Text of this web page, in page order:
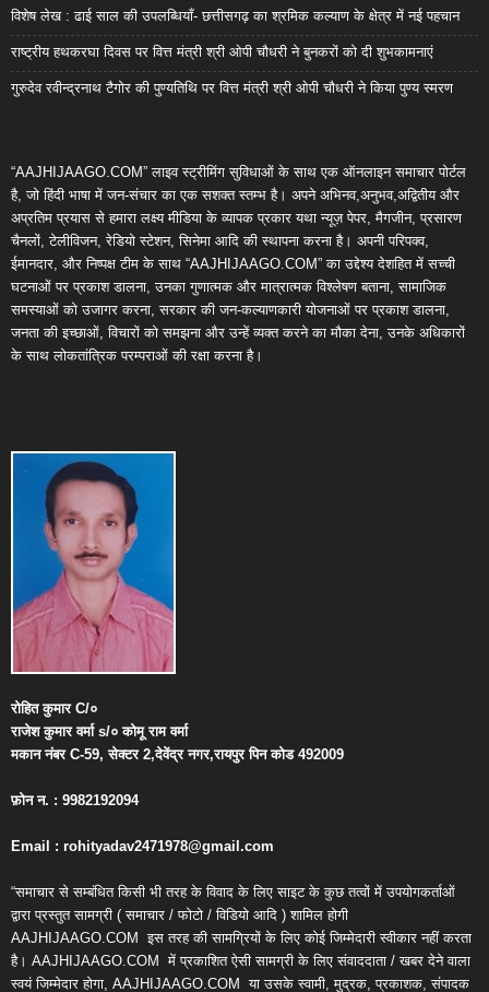
विशेष लेख : ढाई साल की उपलब्धियाँ- छत्तीसगढ़ का श्रमिक कल्याण के क्षेत्र में नई पहचान
राष्ट्रीय हथकरघा दिवस पर वित्त मंत्री श्री ओपी चौधरी ने बुनकरों को दी शुभकामनाएं
गुरुदेव रवीन्द्रनाथ टैगोर की पुण्यतिथि पर वित्त मंत्री श्री ओपी चौधरी ने किया पुण्य स्मरण
“AAJHIJAAGO.COM” लाइव स्ट्रीमिंग सुविधाओं के साथ एक ऑनलाइन समाचार पोर्टल
है, जो हिंदी भाषा में जन-संचार का एक सशक्त स्तम्भ है। अपने अभिनव,अनुभव,अद्वितीय और
अप्रतिम प्रयास से हमारा लक्ष्य मीडिया के व्यापक प्रकार यथा न्यूज़ पेपर, मैगजीन, प्रसारण
चैनलों, टेलीविजन, रेडियो स्टेशन, सिनेमा आदि की स्थापना करना है। अपनी परिपक्व,
ईमानदार, और निष्पक्ष टीम के साथ “AAJHIJAAGO.COM” का उद्देश्य देशहित में सच्ची
घटनाओं पर प्रकाश डालना, उनका गुणात्मक और मात्रात्मक विश्लेषण बताना, सामाजिक
समस्याओं को उजागर करना, सरकार की जन-कल्याणकारी योजनाओं पर प्रकाश डालना,
जनता की इच्छाओं, विचारों को समझना और उन्हें व्यक्त करने का मौका देना, उनके अधिकारों
के साथ लोकतांत्रिक परम्पराओं की रक्षा करना है।
रोहित कुमारC/०
राजेश कुमार वर्माs/० कोमू राम वर्मा
मकान नंबरC-59,सेक्टर2,देवेंद्र नगर,रायपुर पिन कोड492009
फ़ोन न. : 9982192094
Email : rohityadav2471978@gmail.com
“समाचार से सम्बंधित किसी भी तरह के विवाद के लिए साइट के कुछ तत्वों में उपयोगकर्ताओं
द्वारा प्रस्तुत सामग्री ( समाचार / फोटो / विडियो आदि ) शामिल होगी
AAJHIJAAGO.COM इस तरह की सामग्रियों के लिए कोई जिम्मेदारी स्वीकार नहीं करता
है। AAJHIJAAGO.COM में प्रकाशित ऐसी सामग्री के लिए संवाददाता / खबर देने वाला
स्वयं जिम्मेदार होगा, AAJHIJAAGO.COM या उसके स्वामी, मुद्रक, प्रकाशक, संपादक